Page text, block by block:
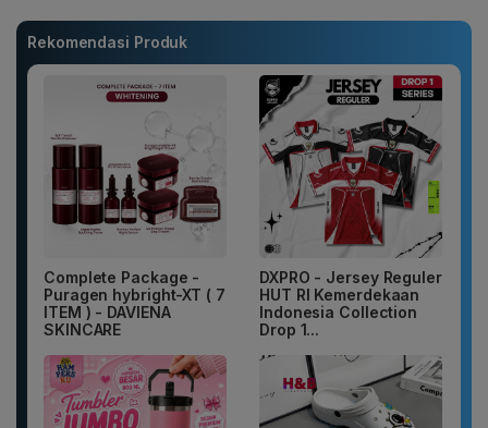
Rekomendasi Produk
Complete Package -
Puragen hybright-XT ( 7
ITEM ) - DAVIENA
SKINCARE
DXPRO - Jersey Reguler
HUT RI Kemerdekaan
Indonesia Collection
Drop 1...